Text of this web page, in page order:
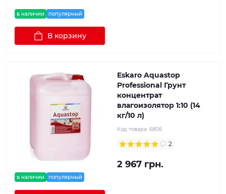
в наличии популярный
В корзину
в наличии популярный
Eskaro Aquastop
Professional Грунт
концентрат
влагоизолятор 1:10 (14
кг/10 л)
Код товара: 6806
2
2 967 грн.